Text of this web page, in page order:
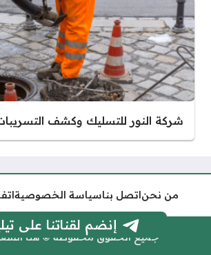
شركة النور للتسليك وكشف
من نحناتصل بناسياسة الخصوصية
جميع الحقوق محفوظة © هنا السعودية
إنضم لقناتنا على